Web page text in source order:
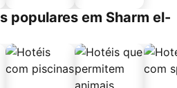
populares em Sharm el-